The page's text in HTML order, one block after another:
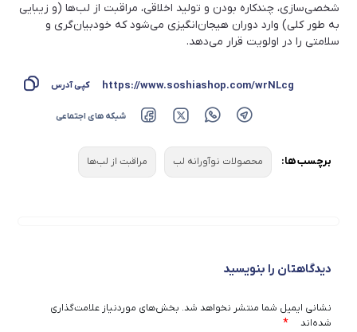
شخصی‌سازی، چندکاره بودن و تولید اخلاقی، مراقبت از لب‌ها (و زیبایی
به طور کلی) وارد دوران هیجان‌انگیزی می‌شود که خودبیان‌گری و
سلامتی را در اولویت قرار می‌دهد.
https://www.soshiashop.com/wrNLcg کپی آدرس
شبکه های اجتماعی
برچسب ها: محصولات نوآورانه لب مراقبت از لب‌ها
دیدگاهتان را بنویسید
نشانی ایمیل شما منتشر نخواهد شد. بخش‌های موردنیاز علامت‌گذاری
شده‌اند
*